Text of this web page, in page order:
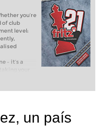
you’re
of club
level:
– it’s a
your
or already
you can
with a
un país